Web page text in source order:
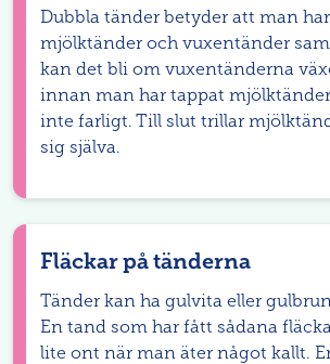
Dubbla tänder betyder att man
mjölktänder och vuxentänder
kan det bli om vuxentänderna
innan man har tappat
inte farligt. Till slut trillar
sig själva.
Fläckar på tänderna
Tänder kan ha gulvita eller
En tand som har fått sådana
lite ont när man äter något kallt.